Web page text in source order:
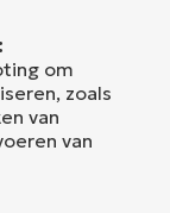
:
om
zoals
van
van